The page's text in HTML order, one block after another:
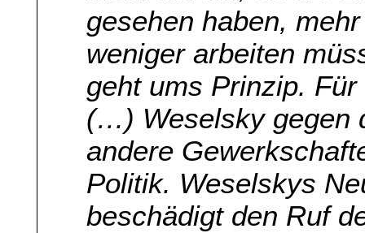
gesehen haben,
weniger arbeiten
geht ums Prinzip.
(…) Weselsky gegen
andere
Politik. Weselskys
beschädigt den Ruf